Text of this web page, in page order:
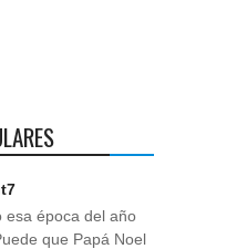
esa época del año
que Papá Noel